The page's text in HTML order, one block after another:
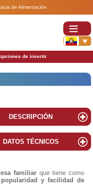
de Alimentación
de invertir
DESCRIPCIÓN
DATOS TÉCNICOS
familiar que tiene como
y facilidad de